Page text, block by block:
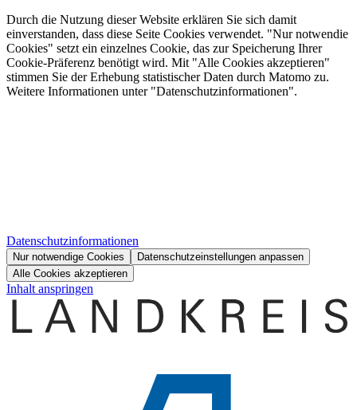
Durch die Nutzung dieser Website erklären Sie sich damit
einverstanden, dass diese Seite Cookies verwendet. "Nur notwendie
Cookies" setzt ein einzelnes Cookie, das zur Speicherung Ihrer
Cookie-Präferenz benötigt wird. Mit "Alle Cookies akzeptieren"
stimmen Sie der Erhebung statistischer Daten durch Matomo zu.
Weitere Informationen unter "Datenschutzinformationen".
Datenschutzinformationen
Nur notwendige Cookies
Datenschutzeinstellungen anpassen
Alle Cookies akzeptieren
Inhalt anspringen